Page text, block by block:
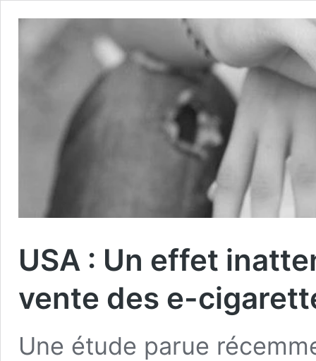
USA : Un effet
vente des e-
Une étude parue